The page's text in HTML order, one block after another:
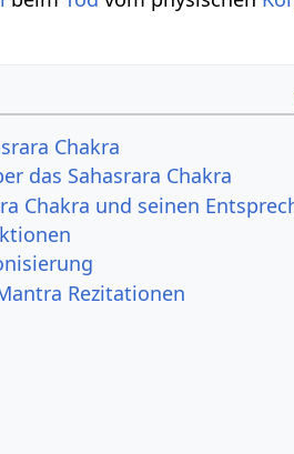
Chakra
das Sahasrara Chakra
Chakra und seinen
Rezitationen